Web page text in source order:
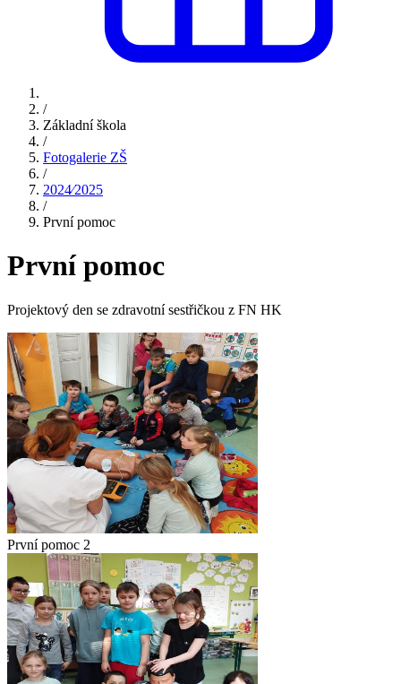
/
Základní škola
/
Fotogalerie ZŠ
/
2024⁄2025
/
První pomoc
První pomoc
Projektový den se zdravotní sestřičkou z FN HK
První pomoc 2